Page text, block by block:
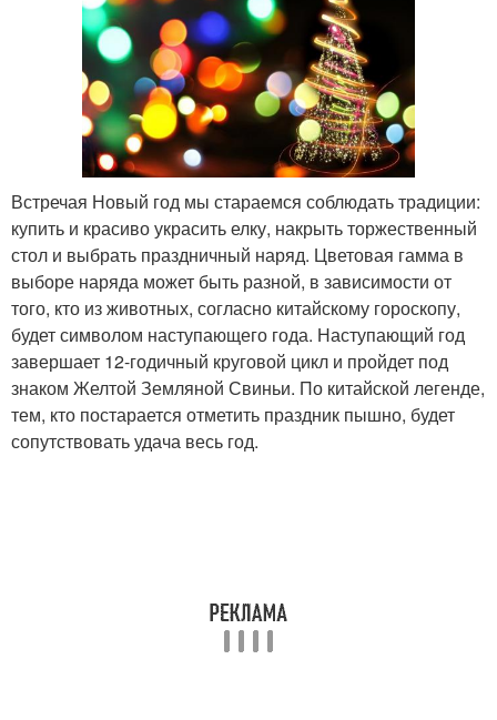
Встречая Новый год мы стараемся соблюдать традиции:
купить и красиво украсить елку, накрыть торжественный
стол и выбрать праздничный наряд. Цветовая гамма в
выборе наряда может быть разной, в зависимости от
того, кто из животных, согласно китайскому гороскопу,
будет символом наступающего года. Наступающий год
завершает 12-годичный круговой цикл и пройдет под
знаком Желтой Земляной Свиньи. По китайской легенде,
тем, кто постарается отметить праздник пышно, будет
сопутствовать удача весь год.